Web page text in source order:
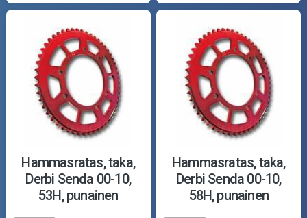
Hammasratas, taka,
Derbi Senda 00-10,
53H, punainen
Hammasratas, taka,
Derbi Senda 00-10,
58H, punainen